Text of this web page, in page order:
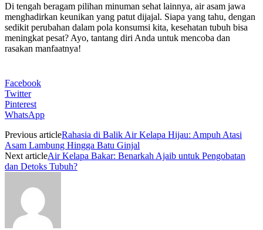
Di tengah beragam pilihan minuman sehat lainnya, air asam jawa
menghadirkan keunikan yang patut dijajal. Siapa yang tahu, dengan
sedikit perubahan dalam pola konsumsi kita, kesehatan tubuh bisa
meningkat pesat? Ayo, tantang diri Anda untuk mencoba dan
rasakan manfaatnya!
Facebook
Twitter
Pinterest
WhatsApp
Previous articleRahasia di Balik Air Kelapa Hijau: Ampuh Atasi
Asam Lambung Hingga Batu Ginjal
Next articleAir Kelapa Bakar: Benarkah Ajaib untuk Pengobatan
dan Detoks Tubuh?